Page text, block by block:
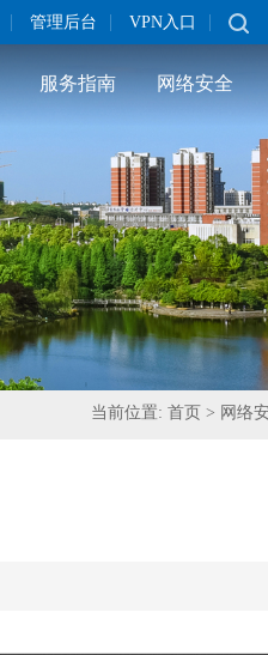
| 管理后台 | VPN入口 |
服务指南 网络安全
当前位置: 首页 > 网络